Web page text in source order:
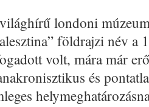
londoni
földrajzi név a
volt, mára már
és